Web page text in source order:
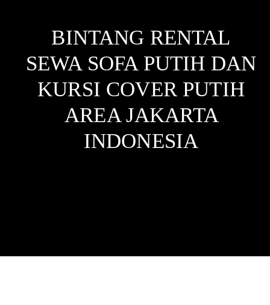
BINTANG RENTAL
SEWA SOFA PUTIH DAN
KURSI COVER PUTIH
AREA JAKARTA
INDONESIA